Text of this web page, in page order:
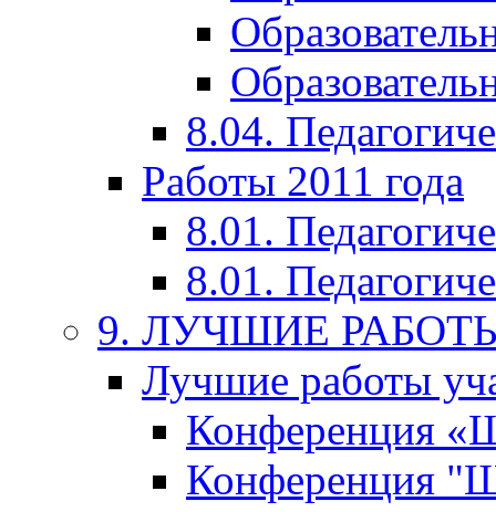
8.04.
Работы 2011 года
8.01.
8.01.
9. ЛУЧШИЕ
Лучшие работы
Конференция
Конференция